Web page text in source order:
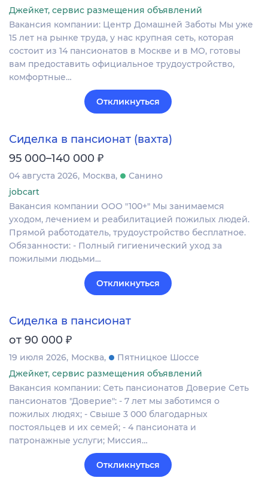
Джейкет, сервис размещения объявлений
Вакансия компании: Центр Домашней Заботы Мы уже
15 лет на рынке труда, у нас крупная сеть, которая
состоит из 14 пансионатов в Москве и в МО, готовы
вам предоставить официальное трудоустройство,
комфортные…
Откликнуться
Сиделка в пансионат (вахта)
95 000–140 000 ₽
04 августа 2026 Москва
Санино
jobcart
Вакансия компании ООО "100+" Мы занимаемся
уходом, лечением и реабилитацией пожилых людей.
Прямой работодатель, трудоустройство бесплатное.
Обязанности: - Полный гигиенический уход за
пожилыми людьми…
Откликнуться
Сиделка в пансионат
от 90 000 ₽
19 июля 2026 Москва
Пятницкое Шоссе
Джейкет, сервис размещения объявлений
Вакансия компании: Сеть пансионатов Доверие Сеть
пансионатов "Доверие": - 7 лет мы заботимся о
пожилых людях; - Свыше 3 000 благодарных
постояльцев и их семей; - 4 пансионата и
патронажные услуги; Миссия…
Откликнуться